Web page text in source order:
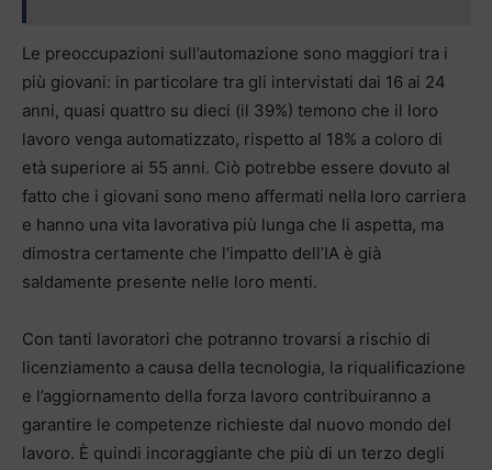
Le preoccupazioni sull’automazione sono maggiori tra i
più giovani: in particolare tra gli intervistati dai 16 ai 24
anni, quasi quattro su dieci (il 39%) temono che il loro
lavoro venga automatizzato, rispetto al 18% a coloro di
età superiore ai 55 anni. Ciò potrebbe essere dovuto al
fatto che i giovani sono meno affermati nella loro carriera
e hanno una vita lavorativa più lunga che li aspetta, ma
dimostra certamente che l’impatto dell’IA è già
saldamente presente nelle loro menti.
Con tanti lavoratori che potranno trovarsi a rischio di
licenziamento a causa della tecnologia, la riqualificazione
e l’aggiornamento della forza lavoro contribuiranno a
garantire le competenze richieste dal nuovo mondo del
lavoro. È quindi incoraggiante che più di un terzo degli